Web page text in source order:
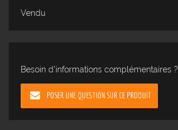
Vendu
Besoin d'informations complémentaires ?
POSER UNE QUESTION SUR CE PRODUIT